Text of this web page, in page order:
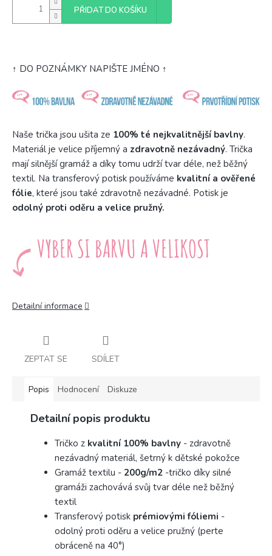
PŘIDAT DO KOŠÍKU
↑ DO POZNÁMKY NAPIŠTE JMÉNO ↑
Naše trička jsou ušita ze 100% té nejkvalitnější bavlny.
Materiál je velice příjemný a zdravotně nezávadný. Trička
mají silnější gramáž a díky tomu udrží tvar déle, než běžný
textil. Na transferový potisk používáme kvalitní a ověřené
fólie, které jsou také zdravotně nezávadné. Potisk je
odolný proti oděru a velice pružný.
Detailní informace
ZEPTAT SE SDÍLET
Popis Hodnocení Diskuze
Detailní popis produktu
Tričko z kvalitní 100% bavlny - zdravotně
nezávadný materiál, šetrný k dětské pokožce
Gramáž textilu - 200g/m2 -tričko díky silné
gramáži zachovává svůj tvar déle než běžný
textil
Transferový potisk prémiovými fóliemi -
odolný proti oděru a velice pružný (perte
obráceně na 40°)